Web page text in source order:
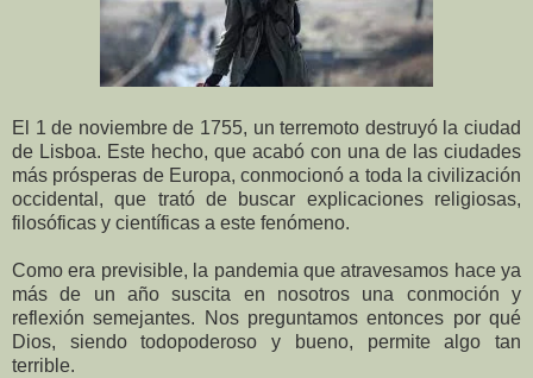
El 1 de noviembre de 1755, un terremoto destruyó la ciudad
de Lisboa. Este hecho, que acabó con una de las ciudades
más prósperas de Europa, conmocionó a toda la civilización
occidental, que trató de buscar explicaciones religiosas,
filosóficas y científicas a este fenómeno.
Como era previsible, la pandemia que atravesamos hace ya
más de un año suscita en nosotros una conmoción y
reflexión semejantes. Nos preguntamos entonces por qué
Dios, siendo todopoderoso y bueno, permite algo tan
terrible.